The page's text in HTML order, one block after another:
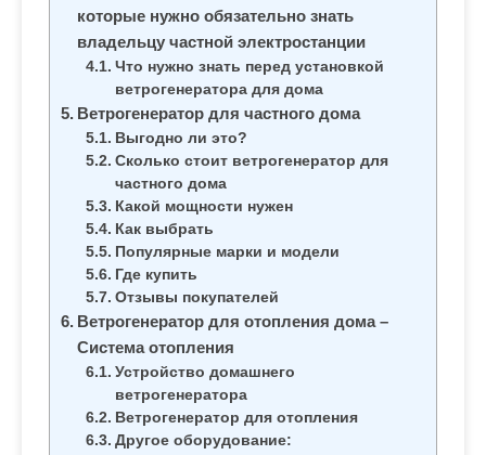
которые нужно обязательно знать
владельцу частной электростанции
Что нужно знать перед установкой
ветрогенератора для дома
Ветрогенератор для частного дома
Выгодно ли это?
Сколько стоит ветрогенератор для
частного дома
Какой мощности нужен
Как выбрать
Популярные марки и модели
Где купить
Отзывы покупателей
Ветрогенератор для отопления дома –
Система отопления
Устройство домашнего
ветрогенератора
Ветрогенератор для отопления
Другое оборудование: